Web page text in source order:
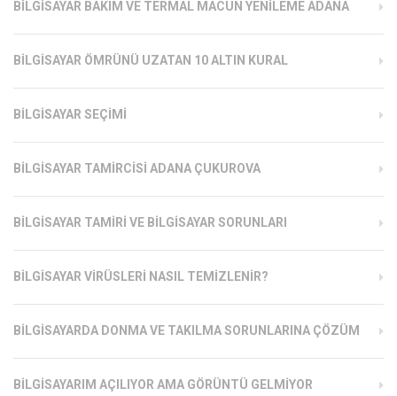
BILGISAYAR BAKIM VE TERMAL MACUN YENILEME ADANA
BILGISAYAR ÖMRÜNÜ UZATAN 10 ALTIN KURAL
BILGISAYAR SEÇIMI
BILGISAYAR TAMIRCISI ADANA ÇUKUROVA
BILGISAYAR TAMIRI VE BILGISAYAR SORUNLARI
BILGISAYAR VIRÜSLERI NASIL TEMIZLENIR?
BILGISAYARDA DONMA VE TAKILMA SORUNLARINA ÇÖZÜM
BILGISAYARIM AÇILIYOR AMA GÖRÜNTÜ GELMIYOR